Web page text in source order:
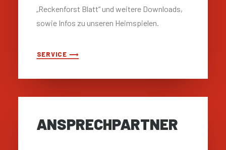
„Reckenforst Blatt“ und weitere Downloads,
sowie Infos zu unseren Heimspielen.
SERVICE ⟶
ANSPRECH­PARTNER